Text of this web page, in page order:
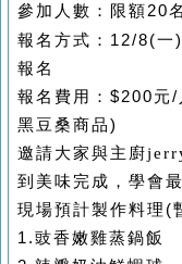
參加人數：限額20名
報名方式： 12/8(一)
報名
報名費用： $200元/
黑豆桑商品)
邀請大家與主廚
到美味完成，學會
現場預計製作料理(
1.豉香嫩雞蒸鍋飯